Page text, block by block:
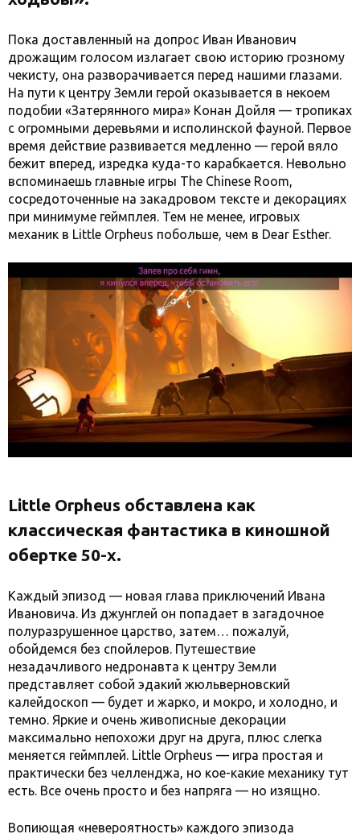
Пока доставленный на допрос Иван Иванович
дрожащим голосом излагает свою историю грозному
чекисту, она разворачивается перед нашими глазами.
На пути к центру Земли герой оказывается в некоем
подобии «Затерянного мира» Конан Дойля — тропиках
с огромными деревьями и исполинской фауной. Первое
время действие развивается медленно — герой вяло
бежит вперед, изредка куда-то карабкается. Невольно
вспоминаешь главные игры The Chinese Room,
сосредоточенные на закадровом тексте и декорациях
при минимуме геймплея. Тем не менее, игровых
механик в Little Orpheus побольше, чем в Dear Esther.
Little Orpheus обставлена как
классическая фантастика в киношной
обертке 50-х.
Каждый эпизод — новая глава приключений Ивана
Ивановича. Из джунглей он попадает в загадочное
полуразрушенное царство, затем… пожалуй,
обойдемся без спойлеров. Путешествие
незадачливого недронавта к центру Земли
представляет собой эдакий жюльверновский
калейдоскоп — будет и жарко, и мокро, и холодно, и
темно. Яркие и очень живописные декорации
максимально непохожи друг на друга, плюс слегка
меняется геймплей. Little Orpheus — игра простая и
практически без челленджа, но кое-какие механику тут
есть. Все очень просто и без напряга — но изящно.
Вопиющая «невероятность» каждого эпизода